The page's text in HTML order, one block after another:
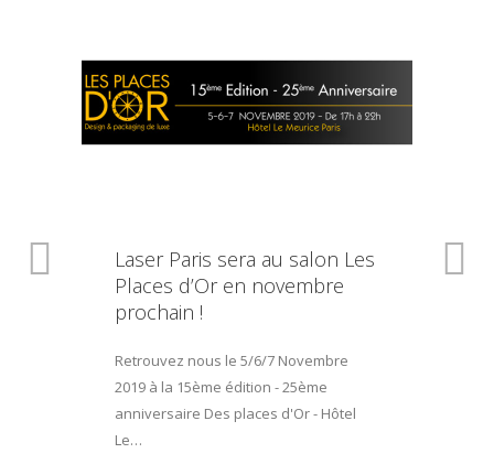
Laser Paris sera au salon Les
Places d’Or en novembre
prochain !
Retrouvez nous le 5/6/7 Novembre
2019 à la 15ème édition - 25ème
anniversaire Des places d'Or - Hôtel
Le…